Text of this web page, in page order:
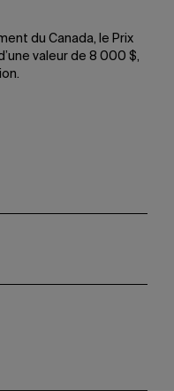
du Canada, le Prix
valeur de 8 000 $,